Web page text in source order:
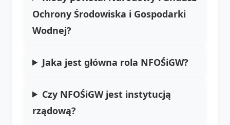
Ochrony Środowiska i Gospodarki
Wodnej?
Jaka jest główna rola NFOŚiGW?
Czy NFOŚiGW jest instytucją
rządową?